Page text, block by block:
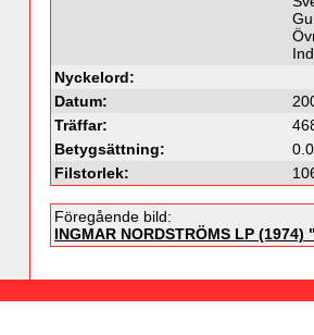
Nyckelord:
Datum:
Träffar:
Betygsättning:
Filstorlek:
Föregående bild:
INGMAR NORDSTRÖMS LP